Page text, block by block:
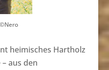
heimisches Hartholz
aus den